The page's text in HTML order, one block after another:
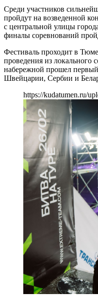
Среди участников
пройдут на возведенной
с центральной улицы
финалы соревнований
Фестиваль проходит в
проведения из локального
набережной прошел
Швейцарии, Сербии и
https://kudatumen.ru/